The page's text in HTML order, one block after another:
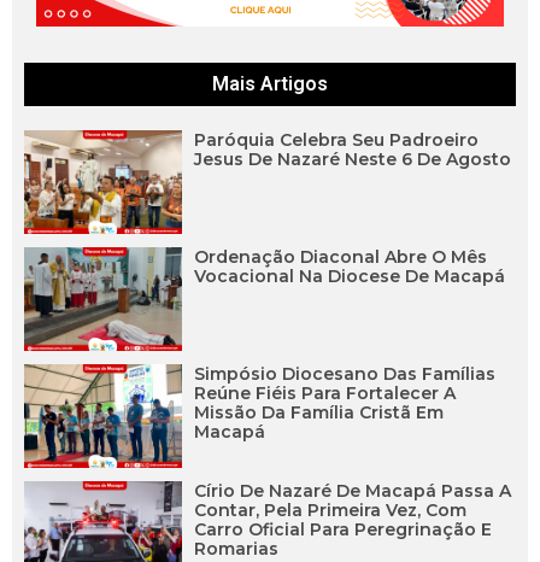
Mais Artigos
Paróquia Celebra Seu Padroeiro
Jesus De Nazaré Neste 6 De Agosto
Ordenação Diaconal Abre O Mês
Vocacional Na Diocese De Macapá
Simpósio Diocesano Das Famílias
Reúne Fiéis Para Fortalecer A
Missão Da Família Cristã Em
Macapá
Círio De Nazaré De Macapá Passa A
Contar, Pela Primeira Vez, Com
Carro Oficial Para Peregrinação E
Romarias